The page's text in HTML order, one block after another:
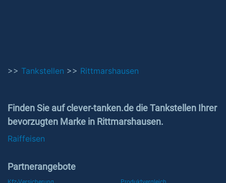
>> Tankstellen >> Rittmarshausen
Finden Sie auf clever-tanken.de die Tankstellen Ihrer
bevorzugten Marke in Rittmarshausen.
Raiffeisen
Partnerangebote